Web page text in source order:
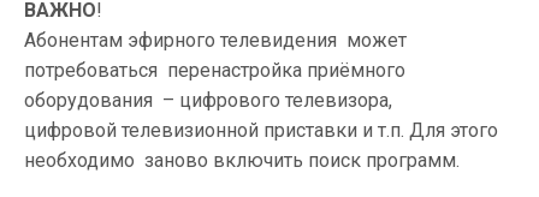
ВАЖНО!
Абонентам эфирного телевидения может
потребоваться перенастройка приёмного
оборудования – цифрового телевизора,
цифровой телевизионной приставки и т.п. Для этого
необходимо заново включить поиск программ.